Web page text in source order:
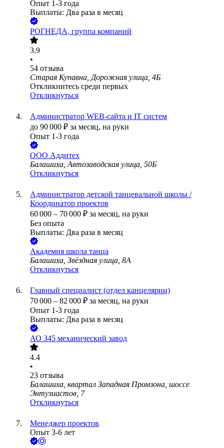
Опыт 1-3 года
Выплаты: Два раза в месяц
РОГНЕДА, группа компаний
3.9
•
54 отзыва
Старая Купавна, Дорожная улица, 4Б
Откликнитесь среди первых
Откликнуться
Администратор WEB-сайта и IT систем
до 90 000 ₽ за месяц, на руки
Опыт 1-3 года
ООО Аддитех
Балашиха, Автозаводская улица, 50Б
Откликнуться
Администратор детской танцевальной школы /
Координатор проектов
60 000 – 70 000 ₽ за месяц, на руки
Без опыта
Выплаты: Два раза в месяц
Академия школа танца
Балашиха, Звёздная улица, 8А
Откликнуться
Главный специалист (отдел канцелярии)
70 000 – 82 000 ₽ за месяц, на руки
Опыт 1-3 года
Выплаты: Два раза в месяц
АО 345 механический завод
4.4
•
23 отзыва
Балашиха, квартал Западная Промзона, шоссе
Энтузиастов, 7
Откликнуться
Менеджер проектов
Опыт 3-6 лет